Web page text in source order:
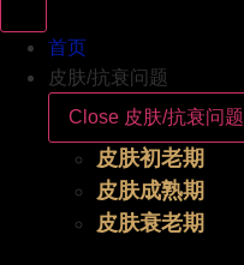
首页
皮肤/抗衰问题
Close 皮肤/抗衰问题
皮肤初老期
皮肤成熟期
皮肤衰老期